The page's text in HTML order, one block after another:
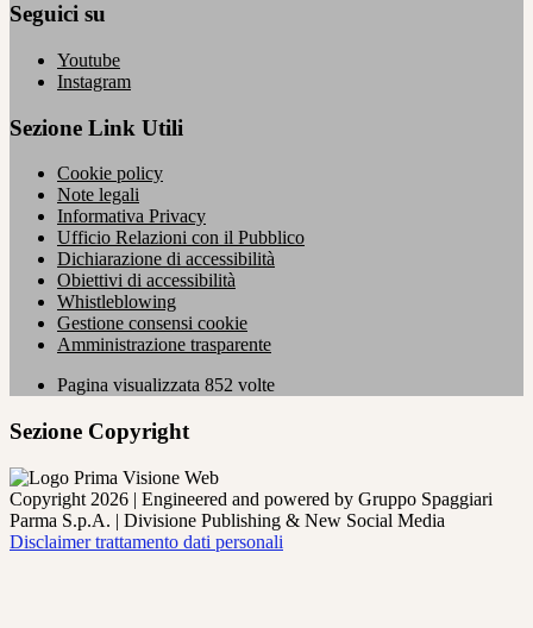
Seguici su
Youtube
Instagram
Sezione Link Utili
Cookie policy
Note legali
Informativa Privacy
Ufficio Relazioni con il Pubblico
Dichiarazione di accessibilità
Obiettivi di accessibilità
Whistleblowing
Gestione consensi cookie
Amministrazione trasparente
Pagina visualizzata 852 volte
Sezione Copyright
Copyright 2026 | Engineered and powered by Gruppo Spaggiari
Parma S.p.A. | Divisione Publishing & New Social Media
Disclaimer trattamento dati personali